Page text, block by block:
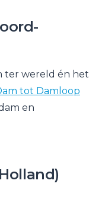
ter wereld én het
tot Damloop
en